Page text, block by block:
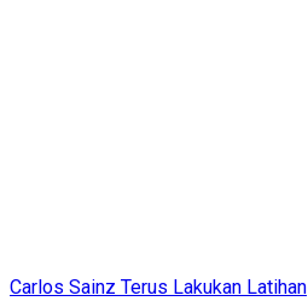
Carlos Sainz Terus Lakukan Latihan